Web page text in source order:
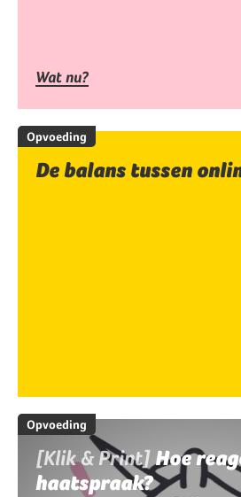
Wat nu?
Opvoeding
De balans tussen
Opvoeding
[Klik & Print]Hoe
haatspraak?